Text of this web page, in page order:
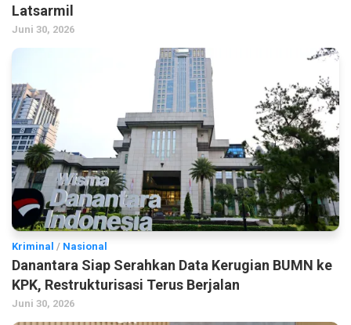
Latsarmil
Juni 30, 2026
Kriminal / Nasional
Danantara Siap Serahkan Data Kerugian BUMN ke
KPK, Restrukturisasi Terus Berjalan
Juni 30, 2026